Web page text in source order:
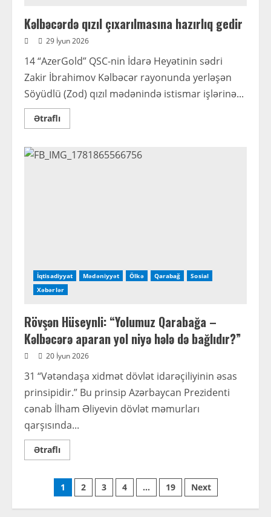
Kəlbəcərdə qızıl çıxarılmasına hazırlıq gedir
29 İyun 2026
14 “AzerGold” QSC-nin İdarə Heyətinin sədri
Zakir İbrahimov Kəlbəcər rayonunda yerləşən
Söyüdlü (Zod) qızıl mədənində istismar işlərinə...
ƏtraflıRead
more
qızıl
çıxarılmasına
İqtisadiyyat Mədəniyyət Ölkə Qarabağ
Sosial
Xəbərlər
Rövşən Hüseynli: “Yolumuz Qarabağa –
Kəlbəcərə aparan yol niyə hələ də bağlıdır?”
20 İyun 2026
31 “Vətəndaşa xidmət dövlət idarəçiliyinin əsas
prinsipidir.” Bu prinsip Azərbaycan Prezidenti
cənab İlham Əliyevin dövlət məmurları
qarşısında...
ƏtraflıRead
more
Hüseynli:
“Yolumuz
Qarabağa
–
Posts
1 2 3 4 … 19 Next